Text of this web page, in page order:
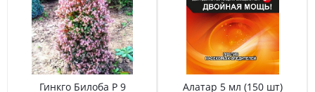
Гинкго Билоба Р 9 Алатар 5 мл (150 шт)